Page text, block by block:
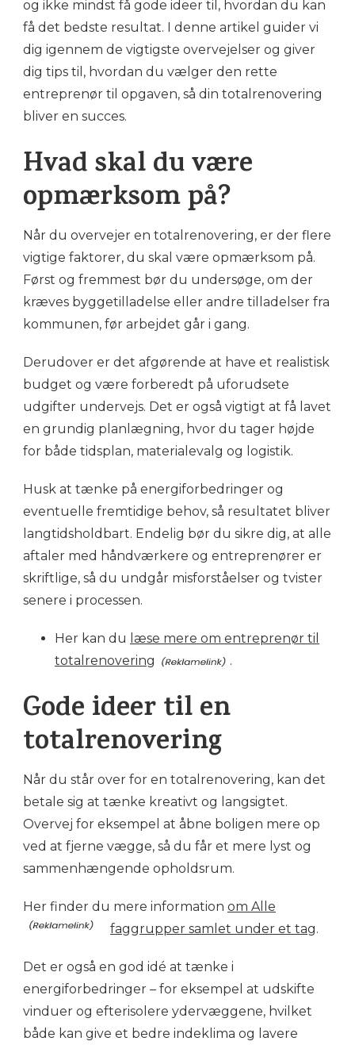
og ikke mindst få gode ideer til, hvordan du kan
få det bedste resultat. I denne artikel guider vi
dig igennem de vigtigste overvejelser og giver
dig tips til, hvordan du vælger den rette
entreprenør til opgaven, så din totalrenovering
bliver en succes.
Hvad skal du være
opmærksom på?
Når du overvejer en totalrenovering, er der flere
vigtige faktorer, du skal være opmærksom på.
Først og fremmest bør du undersøge, om der
kræves byggetilladelse eller andre tilladelser fra
kommunen, før arbejdet går i gang.
Derudover er det afgørende at have et realistisk
budget og være forberedt på uforudsete
udgifter undervejs. Det er også vigtigt at få lavet
en grundig planlægning, hvor du tager højde
for både tidsplan, materialevalg og logistik.
Husk at tænke på energiforbedringer og
eventuelle fremtidige behov, så resultatet bliver
langtidsholdbart. Endelig bør du sikre dig, at alle
aftaler med håndværkere og entreprenører er
skriftlige, så du undgår misforståelser og tvister
senere i processen.
Her kan du læse mere om entreprenør til
totalrenovering
.
Gode ideer til en
totalrenovering
Når du står over for en totalrenovering, kan det
betale sig at tænke kreativt og langsigtet.
Overvej for eksempel at åbne boligen mere op
ved at fjerne vægge, så du får et mere lyst og
sammenhængende opholdsrum.
Her finder du mere information om Alle
faggrupper samlet under et tag.
Det er også en god idé at tænke i
energiforbedringer – for eksempel at udskifte
vinduer og efterisolere ydervæggene, hvilket
både kan give et bedre indeklima og lavere